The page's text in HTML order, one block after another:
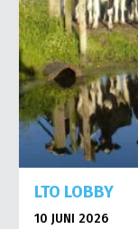
LTO LOBBY
10 JUNI 2026